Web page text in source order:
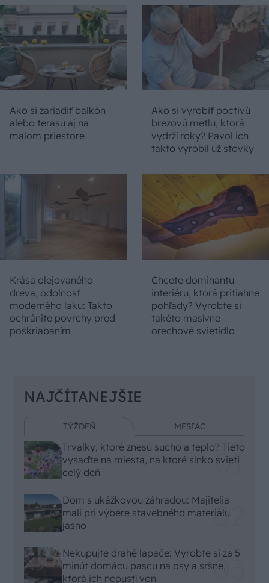
Ako si zariadiť balkón
alebo terasu aj na
malom priestore
Ako si vyrobiť poctivú
brezovú metlu, ktorá
vydrží roky? Pavol ich
takto vyrobil už stovky
Krása olejovaného
dreva, odolnosť
moderného laku: Takto
ochránite povrchy pred
poškriabaním
Chcete dominantu
interiéru, ktorá pritiahne
pohľady? Vyrobte si
takéto masívne
orechové svietidlo
NAJČÍTANEJŠIE
TÝŽDEŇ MESIAC
Trvalky, ktoré znesú sucho a teplo? Tieto
vysaďte na miesta, na ktoré slnko svieti
celý deň
Dom s ukážkovou záhradou: Majitelia
mali pri výbere stavebného materiálu
jasno
Nekupujte drahé lapače: Vyrobte si za 5
minút domácu pascu na osy a sršne,
ktorá ich nepustí von